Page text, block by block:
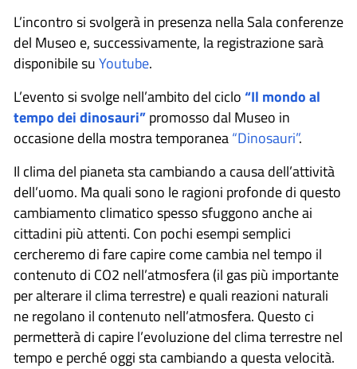
L’incontro si svolgerà in presenza nella Sala conferenze
del Museo e, successivamente, la registrazione sarà
disponibile suYoutube.
L’evento si svolge nell’ambito del ciclo“Il mondo al
tempo dei dinosauri”promosso dal Museo in
occasione della mostra temporanea“Dinosauri”.
Il clima del pianeta sta cambiando a causa dell’attività
dell’uomo. Ma quali sono le ragioni profonde di questo
cambiamento climatico spesso sfuggono anche ai
cittadini più attenti. Con pochi esempi semplici
cercheremo di fare capire come cambia nel tempo il
contenuto di CO2 nell’atmosfera (il gas più importante
per alterare il clima terrestre) e quali reazioni naturali
ne regolano il contenuto nell’atmosfera. Questo ci
permetterà di capire l’evoluzione del clima terrestre nel
tempo e perché oggi sta cambiando a questa velocità.